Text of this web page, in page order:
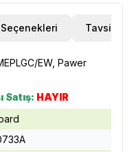
Tavsiye Et
EW, Pawer
Satış: HAYIR